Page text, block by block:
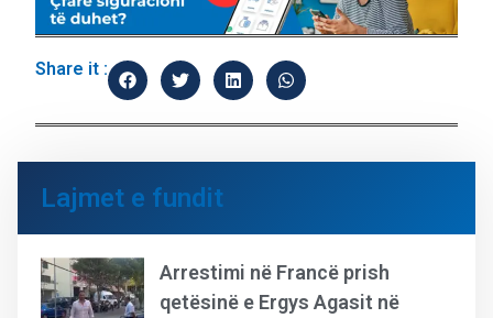
Share it :
Lajmet e fundit
Arrestimi në Francë prish
qetësinë e Ergys Agasit në